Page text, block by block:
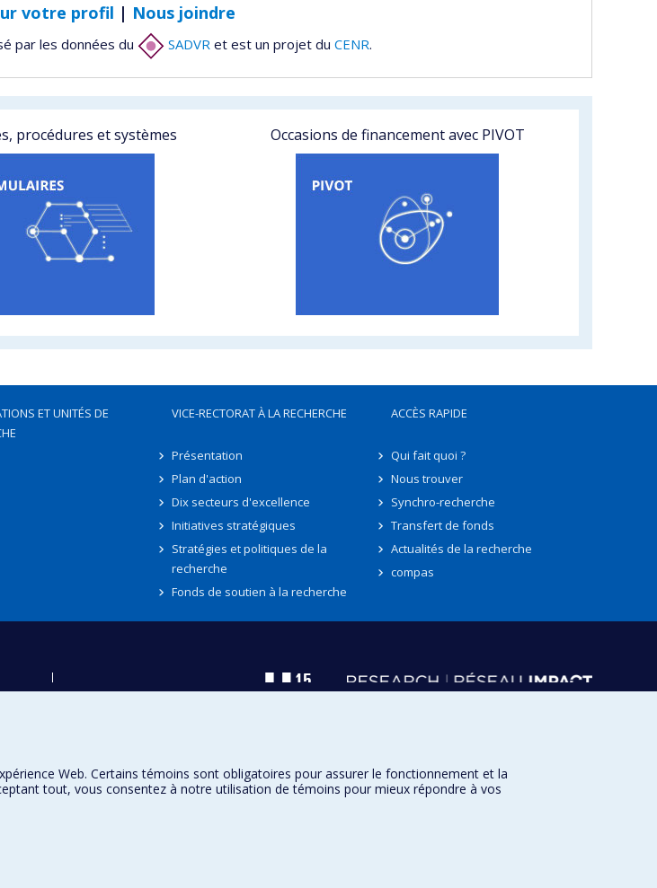
votre profil | Nous joindre
par les données du SADVRet est un projet du CENR.
procédures et systèmes Occasions de financement avec PIVOT
ET UNITÉS DE
VICE-RECTORAT À LA RECHERCHE
Présentation
Plan d'action
Dix secteurs d'excellence
Initiatives stratégiques
Stratégies et politiques de la
recherche
Fonds de soutien à la recherche
ACCÈS RAPIDE
Qui fait quoi ?
Nous trouver
Synchro-recherche
Transfert de fonds
Actualités de la recherche
compas
Web. Certains témoins sont obligatoires pour assurer le fonctionnement et la
tout, vous consentez à notre utilisation de témoins pour mieux répondre à vos